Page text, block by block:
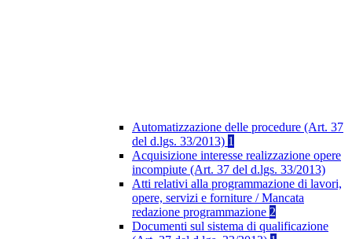
Automatizzazione delle procedure (Art. 37
del d.lgs. 33/2013) 1
Acquisizione interesse realizzazione opere
incompiute (Art. 37 del d.lgs. 33/2013)
Atti relativi alla programmazione di lavori,
opere, servizi e forniture / Mancata
redazione programmazione 2
Documenti sul sistema di qualificazione